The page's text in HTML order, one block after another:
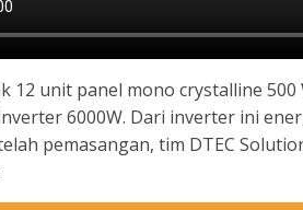
12 unit panel mono crystalline
6000W. Dari inverter ini
pemasangan, tim DTEC